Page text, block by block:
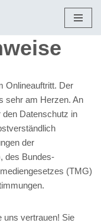
Onlineauftritt. Der
sehr am Herzen. An
den Datenschutz in
der
des Bundes-
(TMG)
uns vertrauen! Sie